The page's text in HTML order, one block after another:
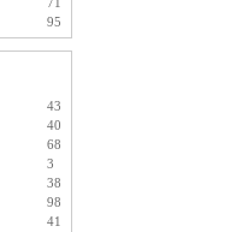
95
43
40
68
3
38
98
41